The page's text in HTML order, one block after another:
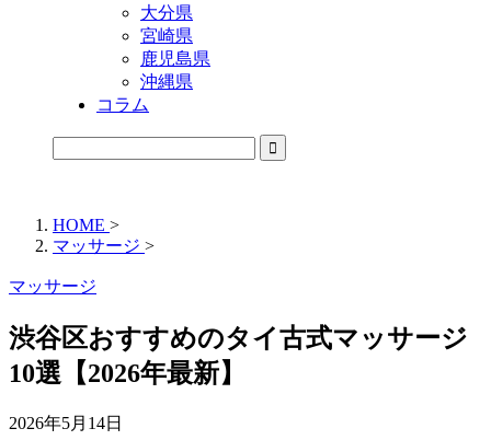
大分県
宮崎県
鹿児島県
沖縄県
コラム
HOME >
マッサージ >
マッサージ
渋谷区おすすめのタイ古式マッサージ
10選【2026年最新】
2026年5月14日